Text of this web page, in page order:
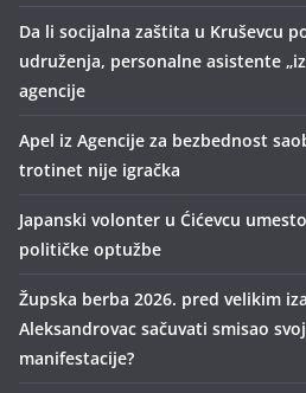
Da li socijalna zaštita u Kruševcu
udruženja, personalne asistente
agencije
Apel iz Agencije za bezbednost
trotinet nije igračka
Japanski volonter u Ćićevcu
političke optužbe
Župska berba 2026. pred velikim
Aleksandrovac sačuvati smisao
manifestacije?